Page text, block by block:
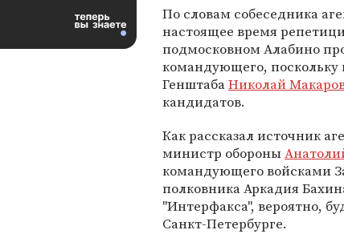
По словам собеседника
настоящее время
подмосковном Алабино
командующего, поскольку
ГенштабаНиколай
кандидатов.
Как рассказал источник
министр обороны
командующего войсками
полковника Аркадия
"Интерфакса", вероятно,
Санкт-Петербурге.